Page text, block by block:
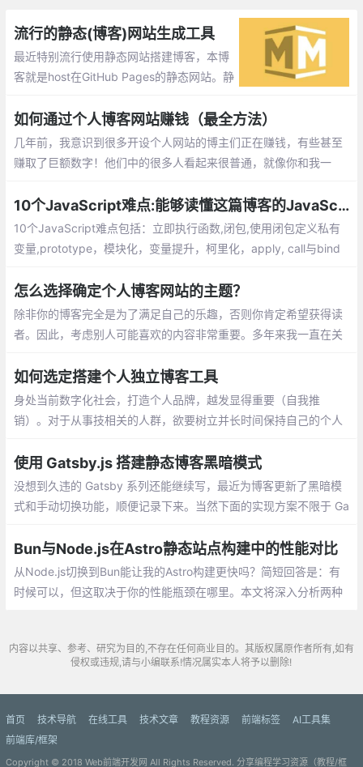
流行的静态(博客)网站生成工具
最近特别流行使用静态网站搭建博客，本博
客就是host在GitHub Pages的静态网站。静
博客
如何通过个人博客网站赚钱（最全方法）
几年前，我意识到很多开设个人网站的博主们正在赚钱，有些甚至
赚取了巨额数字！他们中的很多人看起来很普通，就像你和我一
10个JavaScript难点:能够读懂这篇博客的JavaScript开发者，运气不会太差…
10个JavaScript难点包括：立即执行函数,闭包,使用闭包定义私有
变量,prototype，模块化，变量提升，柯里化，apply, call与bind
怎么选择确定个人博客网站的主题？
除非你的博客完全是为了满足自己的乐趣，否则你肯定希望获得读
者。因此，考虑别人可能喜欢的内容非常重要。多年来我一直在关
选择博客主题的实用技巧
如何选定搭建个人独立博客工具
身处当前数字化社会，打造个人品牌，越发显得重要（自我推
销）。对于从事技相关的人群，欲要树立并长时间保持自己的个人
择取合适的博文平台，也是项技术活儿
使用 Gatsby.js 搭建静态博客黑暗模式
没想到久违的 Gatsby 系列还能继续写，最近为博客更新了黑暗模
式和手动切换功能，顺便记录下来。当然下面的实现方案不限于 Ga
Bun与Node.js在Astro静态站点构建中的性能对比
从Node.js切换到Bun能让我的Astro构建更快吗？简短回答是：有
时候可以，但这取决于你的性能瓶颈在哪里。本文将深入分析两种
内容以共享、参考、研究为目的,不存在任何商业目的。其版权属原作者所有,如有
侵权或违规,请与小编联系!情况属实本人将予以删除!
首页 技术导航 在线工具 技术文章 教程资源 前端标签
AI工具集
前端库/框架